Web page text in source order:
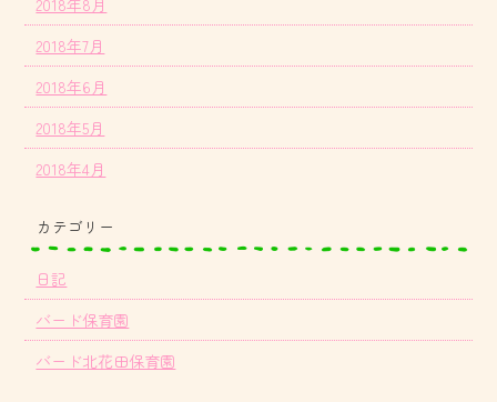
2018年7月
2018年6月
2018年5月
2018年4月
カテゴリー
日記
バード保育園
バード北花田保育園